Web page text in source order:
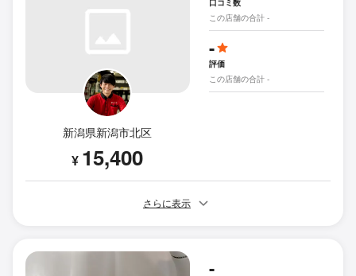
新潟県新潟市北区
¥ 15,400
口コミ数
この店舗の合計 -
-
評価
この店舗の合計 -
さらに表示
-